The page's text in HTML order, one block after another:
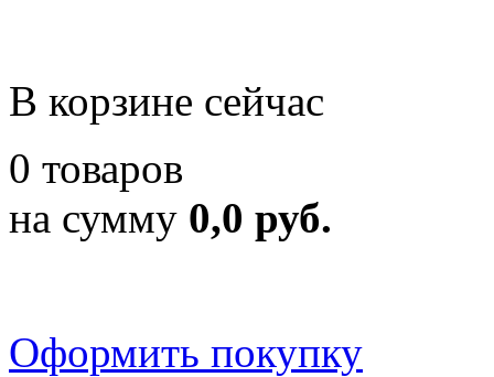
В корзине сейчас
0 товаров
на сумму 0,0 руб.
Оформить покупку